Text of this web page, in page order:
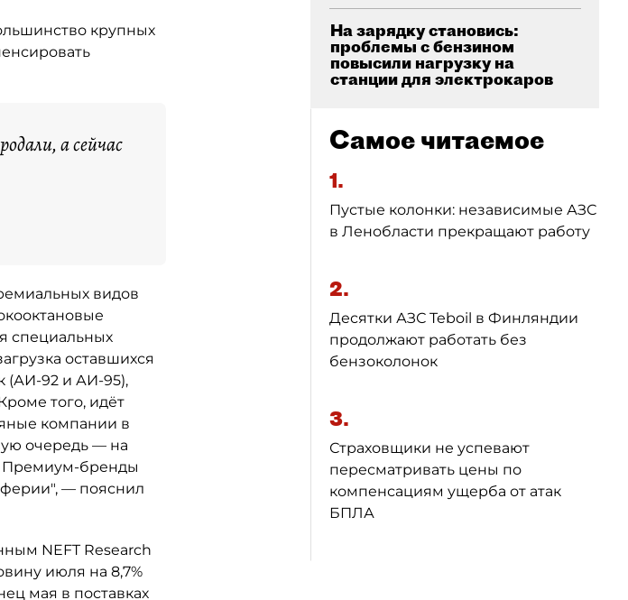
крупных
а сейчас
видов
специальных
оставшихся
(АИ-92 и АИ-95),
того, идёт
компании в
очередь — на
Премиум-бренды
— пояснил
NEFT Research
июля на 8,7%
мая в поставках
На зарядку становись:
проблемы с бензином
повысили нагрузку на
станции для электрокаров
Самое читаемое
1.
Пустые колонки: независимые АЗС
в Ленобласти прекращают работу
2.
Десятки АЗС Teboil в Финляндии
продолжают работать без
бензоколонок
3.
Страховщики не успевают
пересматривать цены по
компенсациям ущерба от атак
БПЛА